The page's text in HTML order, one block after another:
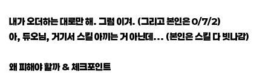
내가 오더하는 대로만 해. 그럼 이겨. (그리고 본인은 0/7/2)
아, 듀오님, 거기서 스킬 아끼는 거 아닌데... (본인은 스킬 다 빗나감)
왜 피해야 할까 & 체크포인트